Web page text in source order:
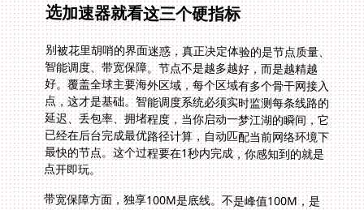
选加速器就看这三个硬指标
别被花里胡哨的界面迷惑，真正决定体验的是节点质量、
智能调度、带宽保障。节点不是越多越好，而是越精越
好。覆盖全球主要海外区域，每个区域有多个骨干网接入
点，这才是基础。智能调度系统必须实时监测每条线路的
延迟、丢包率、拥堵程度，当你启动一梦江湖的瞬间，它
已经在后台完成最优路径计算，自动匹配当前网络环境下
最快的节点。这个过程要在1秒内完成，你感知到的就是
点开即玩。
带宽保障方面，独享100M是底线。不是峰值100M，是
任何时候都能保证的最低带宽。游戏数据包很小但对实时
性要求极高，100M带宽意味着即使突发流量也能瞬间传
输，不会出现排队延迟。智能分流技术也很关键，它识别
出游戏流量走加速通道，而网页浏览、视频下载走普通通